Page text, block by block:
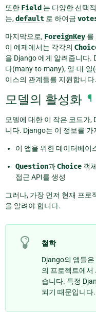
또한 Field 는 다양한 선택
는,default 로 하여금
마지막으로, ForeignKey 를
이 예제에서는 각각의
을 Django 에게 알려줍니다.
다(many-to-many), 일-대-일
이스의 관계들를 지원합니다.
모델의 활성화 ¶
모델에 대한 이 작은 코드가
니다. Django는 이 정보를
이 앱을 위한 데이터베이
Question과Choice 객
접근 API를 생성
그러나, 가장 먼저 현재 프로
을 알려야 합니다.
철학
Django의 앱들은
의 프로젝트에서
습니다. 특정
되기 때문입니다.